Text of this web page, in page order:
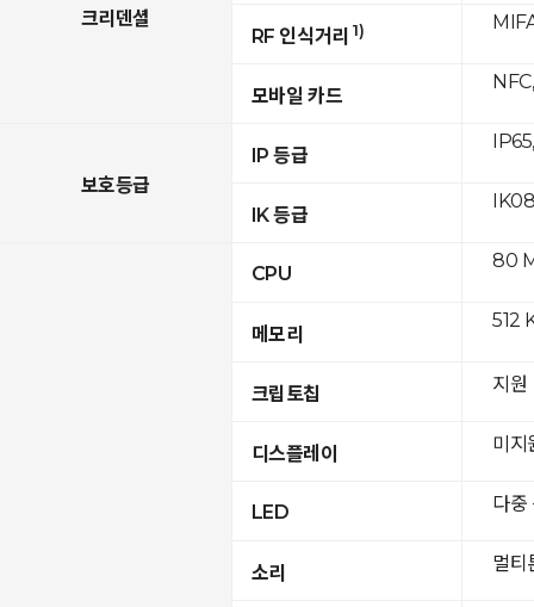
크리덴셜
RF 인식거리 1)
모바일 카드
보호등급
IP 등급
IK 등급
CPU
메모리
크립토칩
디스플레이
LED
소리
80
512
지원
미지
다중
멀티